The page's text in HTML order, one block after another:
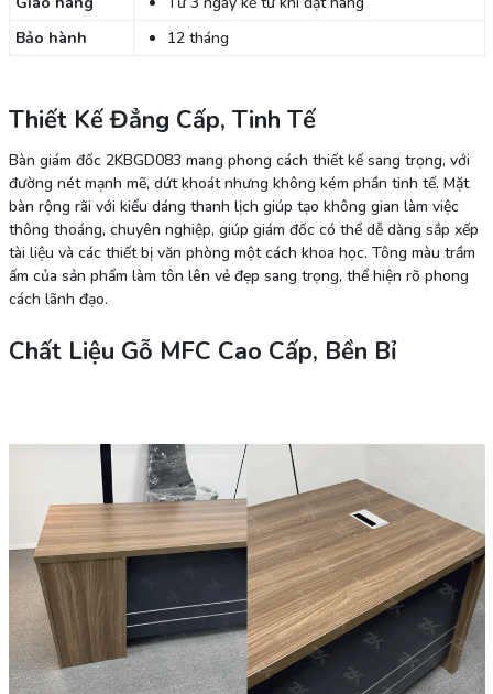
Bảo hành
12 tháng
Thiết Kế Đẳng Cấp, Tinh Tế
Bàn giám đốc 2KBGD083 mang phong cách thiết kế sang trọng, với
đường nét mạnh mẽ, dứt khoát nhưng không kém phần tinh tế. Mặt
bàn rộng rãi với kiểu dáng thanh lịch giúp tạo không gian làm việc
thông thoáng, chuyên nghiệp, giúp giám đốc có thể dễ dàng sắp xếp
tài liệu và các thiết bị văn phòng một cách khoa học. Tông màu trầm
ấm của sản phẩm làm tôn lên vẻ đẹp sang trọng, thể hiện rõ phong
cách lãnh đạo.
Chất Liệu Gỗ MFC Cao Cấp, Bền Bỉ